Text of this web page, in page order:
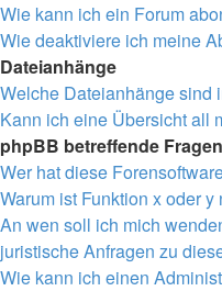
Wie kann ich ein Forum
Wie deaktiviere ich meine
Dateianhänge
Welche Dateianhänge sind
Kann ich eine Übersicht all
phpBB betreffende Fragen
Wer hat diese
Warum ist Funktion x oder
An wen soll ich mich
juristische Anfragen zu
Wie kann ich einen